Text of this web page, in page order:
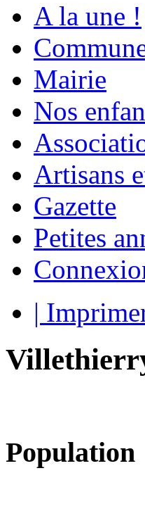
A la une !
Mairie
Nos
Artisans
Gazette
Petites
|
Population